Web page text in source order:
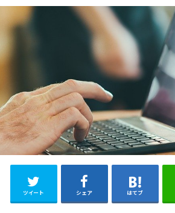
ツイート シェア はてブ